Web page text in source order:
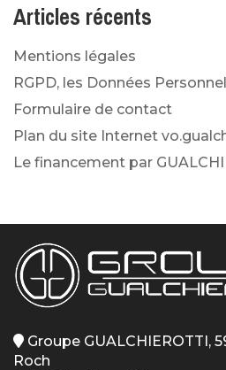
Articles récents
Mentions légales
RGPD, les Données
Formulaire de contact
Plan du site Internet
Le financement par
Groupe GUALCHIEROTTI,
Roch